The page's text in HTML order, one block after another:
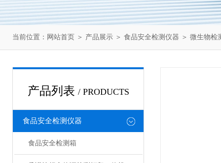
当前位置： 网站首页 ＞ 产品展示 ＞ 食品安全检测仪器 ＞ 微生物检
产品列表 / PRODUCTS
食品安全检测仪器
食品安全检测箱